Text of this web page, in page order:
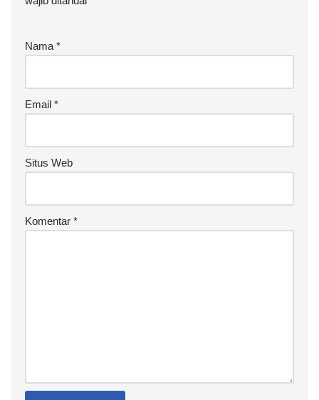
Nama*
Email *
Situs Web
Komentar *
n
ti
v